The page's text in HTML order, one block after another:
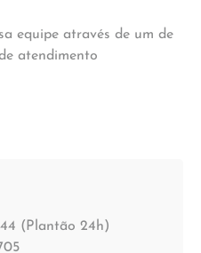
equipe através de um de
atendimento
(Plantão 24h)